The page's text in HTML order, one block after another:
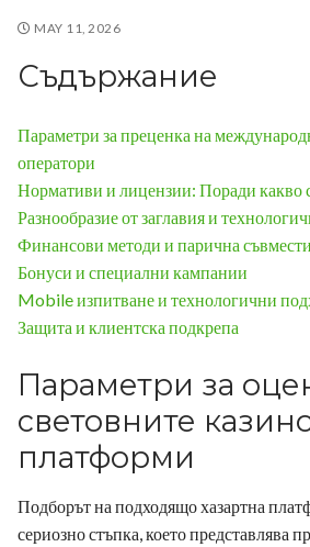
Study visits
MAY 11, 2026
Съдържание
Параметри за преценка на
оператори
Нормативи и лицензии: Поради какво
Разнообразие от заглавия и
Финансови методи и парична
Бонуси и специални кампании
Mobile изпитване и технологични
Защита и клиентска подкрепа
Параметри за
световните
платформи
Подборът на подходящо хазартна
сериозно стъпка, което представлява